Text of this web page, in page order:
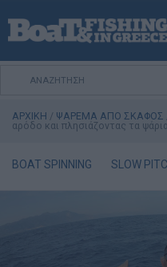
ΑΡΧΙΚΗ
ΕΚΔΟΣΕΙΣ
ΨΑΡΕΜΑ ΑΠΟ ΣΚΑΦΟΣ
ΑΡΧΙΚΗ / ΨΑΡΕΜΑ ΑΠΟ ΣΚΑΦΟΣ
αρόδο και πλησιάζοντας τα ψάρια
BOAT SPINNING SLOW